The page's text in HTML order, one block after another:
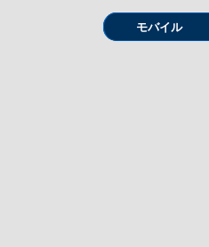
モバイル